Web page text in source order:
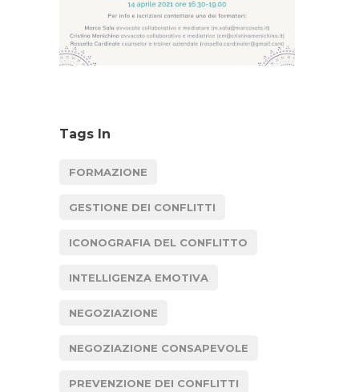
Tags In
FORMAZIONE
GESTIONE DEI CONFLITTI
ICONOGRAFIA DEL CONFLITTO
INTELLIGENZA EMOTIVA
NEGOZIAZIONE
NEGOZIAZIONE CONSAPEVOLE
PREVENZIONE DEI CONFLITTI